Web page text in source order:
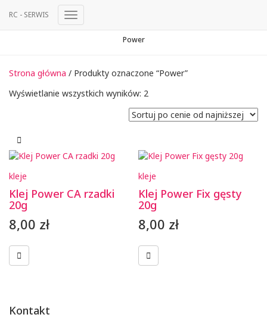
RC - SERWIS
Przełącz
Power
Strona główna / Produkty oznaczone “Power”
Wyświetlanie wszystkich wyników: 2
ceny:
do
wysokiej
kleje
Klej Power CA rzadki
20g
8,00 zł
kleje
Klej Power Fix gęsty
20g
8,00 zł
Kontakt